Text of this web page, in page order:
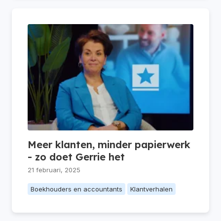
Meer klanten, minder papierwerk
- zo doet Gerrie het
21 februari, 2025
Boekhouders en accountants Klantverhalen